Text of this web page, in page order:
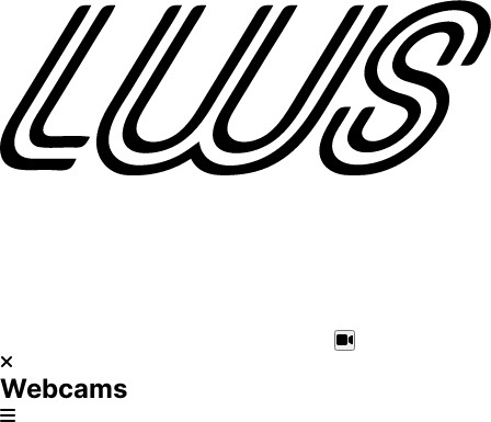
Webcams